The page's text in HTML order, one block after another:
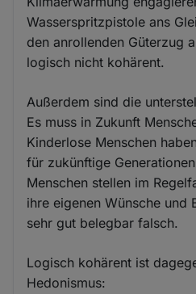
Wasserspritzpistole ans
den anrollenden Güterzug
logisch nicht kohärent.
Außerdem sind die
Es muss in Zukunft
Kinderlose Menschen
für zukünftige
Menschen stellen im
ihre eigenen Wünsche und
sehr gut belegbar falsch.
Logisch kohärent ist
Hedonismus: